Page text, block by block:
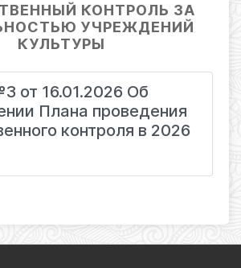
КОНТРОЛЬ ЗА
УЧРЕЖДЕНИЙ
КУЛЬТУРЫ
от 16.01.2026 Об
Плана проведения
контроля в 2026